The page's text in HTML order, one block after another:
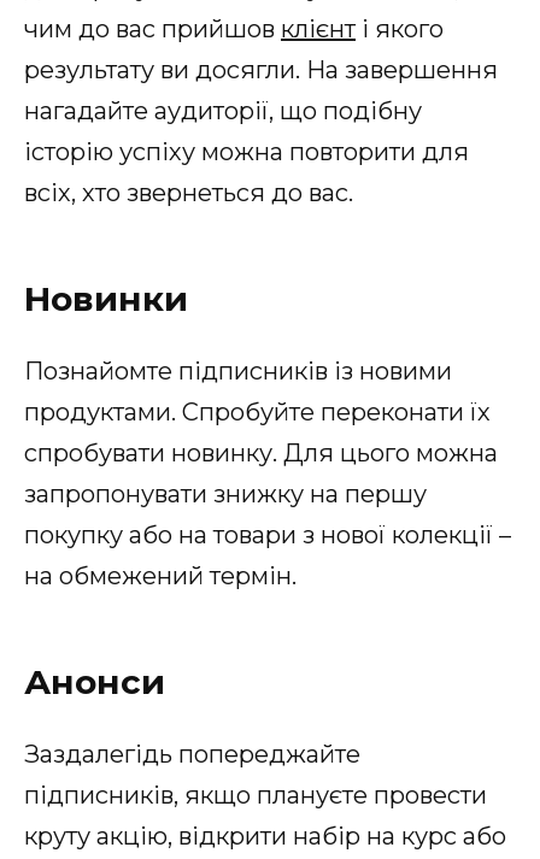
чим до вас прийшов клієнті якого
результату ви досягли. На завершення
нагадайте аудиторії, що подібну
історію успіху можна повторити для
всіх, хто звернеться до вас.
Новинки
Познайомте підписників із новими
продуктами. Спробуйте переконати їх
спробувати новинку. Для цього можна
запропонувати знижку на першу
покупку або на товари з нової колекції –
на обмежений термін.
Анонси
Заздалегідь попереджайте
підписників, якщо плануєте провести
круту акцію, відкрити набір на курс або